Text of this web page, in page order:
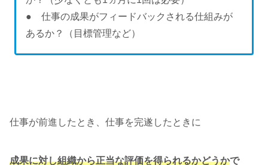
● 仕事の成果がフィードバックされる仕組みが
あるか？（目標管理など）
仕事が前進したとき、仕事を完遂したときに
成果に対し組織から正当な評価を得られるかどうかで